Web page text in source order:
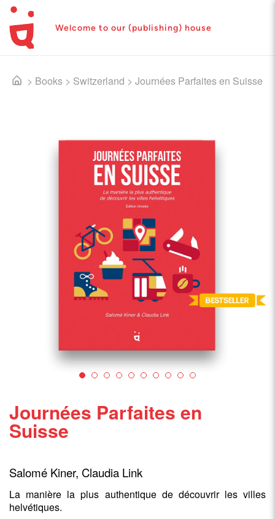
Welcome to our (publishing) house
> Books > Switzerland > Journées Parfaites en Suisse
Journées Parfaites en
Suisse
Salomé Kiner, Claudia Link
La manière la plus authentique de découvrir les villes
helvétiques.